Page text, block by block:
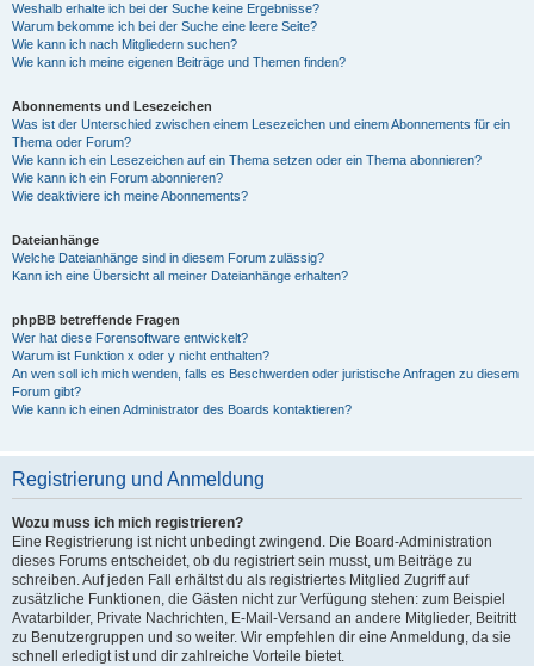
Weshalb erhalte ich bei der Suche keine Ergebnisse?
Warum bekomme ich bei der Suche eine leere Seite?
Wie kann ich nach Mitgliedern suchen?
Wie kann ich meine eigenen Beiträge und Themen finden?
Abonnements und Lesezeichen
Was ist der Unterschied zwischen einem Lesezeichen und einem Abonnements für ein
Thema oder Forum?
Wie kann ich ein Lesezeichen auf ein Thema setzen oder ein Thema abonnieren?
Wie kann ich ein Forum abonnieren?
Wie deaktiviere ich meine Abonnements?
Dateianhänge
Welche Dateianhänge sind in diesem Forum zulässig?
Kann ich eine Übersicht all meiner Dateianhänge erhalten?
phpBB betreffende Fragen
Wer hat diese Forensoftware entwickelt?
Warum ist Funktion x oder y nicht enthalten?
An wen soll ich mich wenden, falls es Beschwerden oder juristische Anfragen zu diesem
Forum gibt?
Wie kann ich einen Administrator des Boards kontaktieren?
Registrierung und Anmeldung
Wozu muss ich mich registrieren?
Eine Registrierung ist nicht unbedingt zwingend. Die Board-Administration
dieses Forums entscheidet, ob du registriert sein musst, um Beiträge zu
schreiben. Auf jeden Fall erhältst du als registriertes Mitglied Zugriff auf
zusätzliche Funktionen, die Gästen nicht zur Verfügung stehen: zum Beispiel
Avatarbilder, Private Nachrichten, E-Mail-Versand an andere Mitglieder, Beitritt
zu Benutzergruppen und so weiter. Wir empfehlen dir eine Anmeldung, da sie
schnell erledigt ist und dir zahlreiche Vorteile bietet.